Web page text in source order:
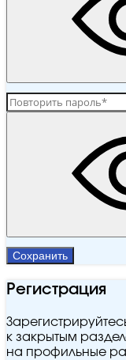
Сохранить
Регистрация
к закрытым
на профильные